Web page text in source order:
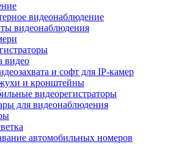
видеонаблюдение
видеонаблюдения
видео
и софт для IP-камер
и кронштейны
видеорегистраторы
для видеонаблюдения
автомобильных номеров